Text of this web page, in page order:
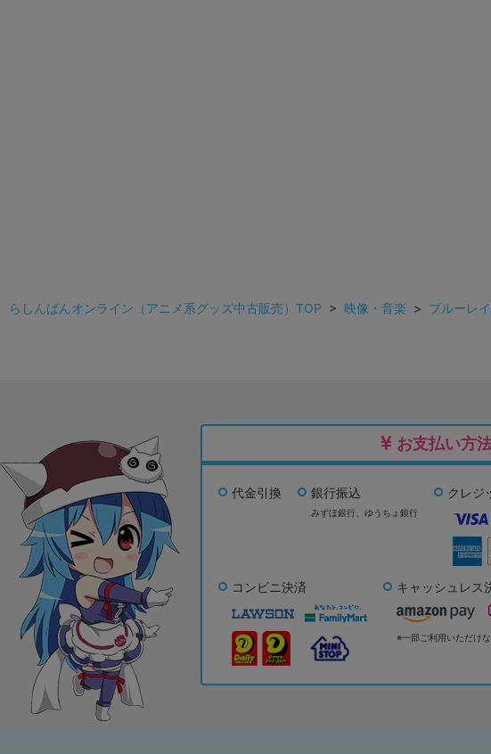
らしんばんオンライン（アニメ系グッズ中古販売）TOP > 映像・音楽 > ブルーレイ
お支払い方
代金引換 銀行振込
みずほ銀行、 ゆうちょ銀行
クレジ
コンビニ決済 キャッシュレス
※一部ご利用いただけ